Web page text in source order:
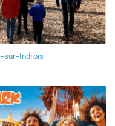
sur-Indrois